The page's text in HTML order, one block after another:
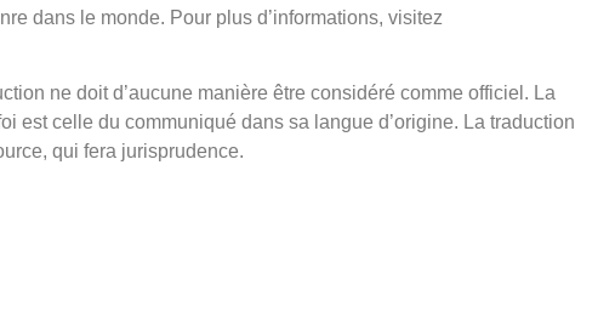
dans le monde. Pour plus d’informations, visitez
ne doit d’aucune manière être considéré comme officiel. La
est celle du communiqué dans sa langue d’origine. La traduction
qui fera jurisprudence.